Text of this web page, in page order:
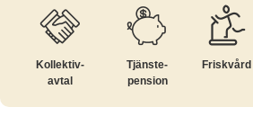
Kollektiv­
avtal
Tjänste­
pension
Friskvård